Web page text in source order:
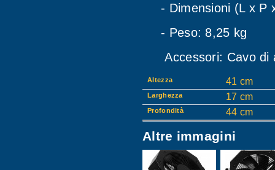
- Dimensioni (L x P
- Peso: 8,25 kg
Accessori: Cavo di
Altezza 41 cm
Larghezza 17 cm
Profondità 44 cm
Altre immagini